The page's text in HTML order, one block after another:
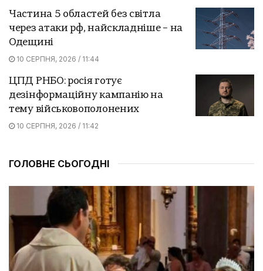
Частина 5 областей без світла
через атаки рф, найскладніше – на
Одещині
10 СЕРПНЯ, 2026 / 11:44
ЦПД РНБО: росія готує
дезінформаційну кампанію на
тему військовополонених
10 СЕРПНЯ, 2026 / 11:42
ГОЛОВНЕ СЬОГОДНІ